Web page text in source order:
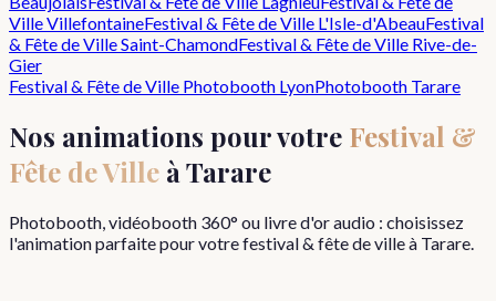
VilleVillefontaineFestival & Fête de Ville L'Isle-d'AbeauFestival
& Fête de VilleSaint-ChamondFestival & Fête de Ville Rive-de-
Gier
Festival & Fête de Ville Photobooth LyonPhotobooth Tarare
Nos animations pour votre Festival &
Fête de Ville à Tarare
Photobooth, vidéobooth 360° ou livre d'or audio : choisissez
l'animation parfaite pour votrefestival & fête de villeà Tarare.